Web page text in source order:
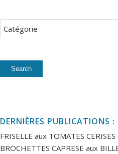
DERNIÈRES PUBLICATIONS :
FRISELLE aux TOMATES
BROCHETTES CAPRESE aux